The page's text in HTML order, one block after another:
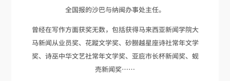
全国报的沙巴与纳闽办事处主任。
曾经在写作方面获奖无数，包括获得马来西亚新闻学院大
马新闻从业员奖、花蹤文学奖、砂朥越星座诗社常年文学
奖、诗巫中华文艺社常年文学奖、亚庇市长杯新闻奖、蚬
売新闻奖……